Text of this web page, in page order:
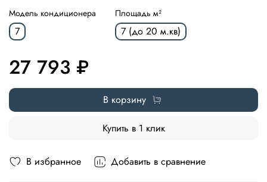
В избранное Добавить в сравнение
Модель кондиционера
7
Площадь м²
7 (до 20 м.кв)
27 793 ₽
В корзину
Купить в 1 клик